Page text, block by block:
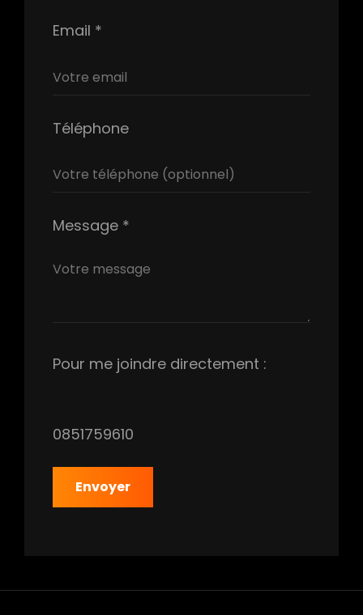
Email *
Téléphone
Message *
Pour me joindre directement :
0169571580